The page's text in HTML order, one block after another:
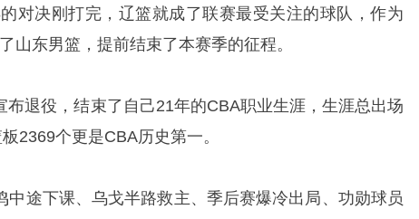
对决刚打完，辽篮就成了联赛最受关注的球队，作为
山东男篮，提前结束了本赛季的征程。
布退役，结束了自己21年的CBA职业生涯，生涯总出场
2369个更是CBA历史第一。
中途下课、乌戈半路救主、季后赛爆冷出局、功勋球员